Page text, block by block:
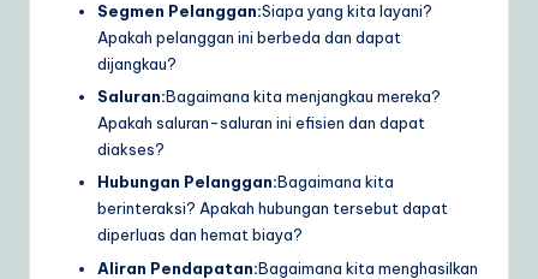
Segmen Pelanggan:Siapa yang kita layani?
Apakah pelanggan ini berbeda dan dapat
dijangkau?
Saluran:Bagaimana kita menjangkau mereka?
Apakah saluran-saluran ini efisien dan dapat
diakses?
Hubungan Pelanggan:Bagaimana kita
berinteraksi? Apakah hubungan tersebut dapat
diperluas dan hemat biaya?
Aliran Pendapatan:Bagaimana kita menghasilkan